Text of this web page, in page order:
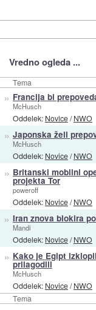
Vredno ogleda ...
Tema
Tema
» Francija bi
McHusch
Oddelek: Novice/NWO
» Japonska želi
McHusch
Oddelek: Novice/NWO
» Britanski mobilni
projekta Tor
poweroff
Oddelek: Novice/NWO
» Iran znova blokira
Mandi
Oddelek: Novice/NWO
» Kako je Egipt
prilagodili
McHusch
Oddelek: Novice/NWO